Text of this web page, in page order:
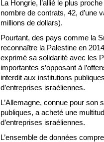
La Hongrie, l’allié le plus
nombre de contrats, 42, d’une
millions de dollars).
Pourtant, des pays comme la
reconnaître la Palestine en
exprimé sa solidarité avec les
importantes s’opposant à
interdit aux institutions
d’entreprises israéliennes.
L’Allemagne, connue pour son
publiques, a acheté une
d’entreprises israéliennes.
L’ensemble de données